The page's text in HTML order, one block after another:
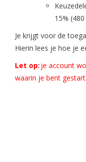
15%
Je krijgt voor de
Hierin lees je hoe je
Let op: je account
waarin je bent